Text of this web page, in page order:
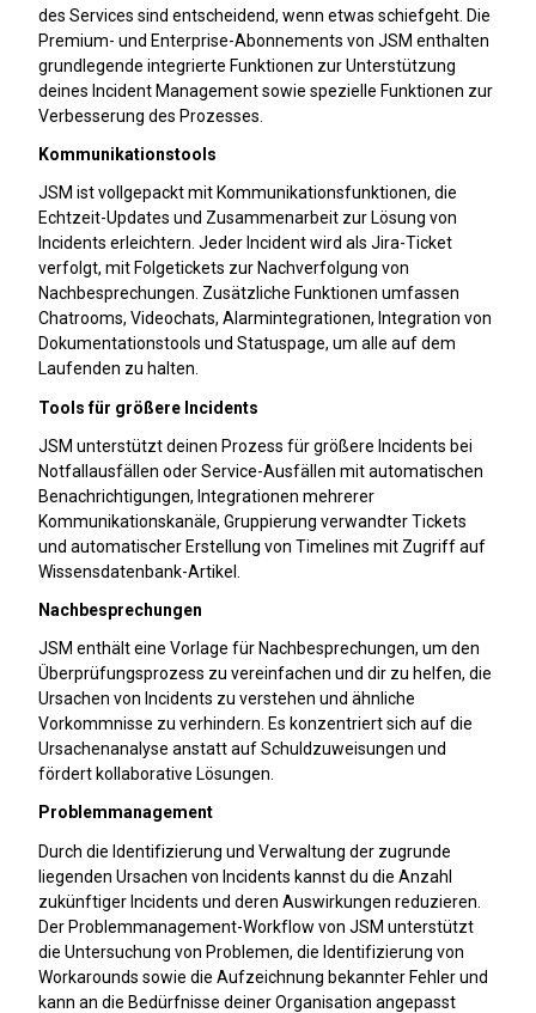
des Services sind entscheidend, wenn etwas schiefgeht. Die
Premium- und Enterprise-Abonnements von JSM enthalten
grundlegende integrierte Funktionen zur Unterstützung
deines Incident Management sowie spezielle Funktionen zur
Verbesserung des Prozesses.
Kommunikationstools
JSM ist vollgepackt mit Kommunikationsfunktionen, die
Echtzeit-Updates und Zusammenarbeit zur Lösung von
Incidents erleichtern. Jeder Incident wird als Jira-Ticket
verfolgt, mit Folgetickets zur Nachverfolgung von
Nachbesprechungen. Zusätzliche Funktionen umfassen
Chatrooms, Videochats, Alarmintegrationen, Integration von
Dokumentationstools und Statuspage, um alle auf dem
Laufenden zu halten.
Tools für größere Incidents
JSM unterstützt deinen Prozess für größere Incidents bei
Notfallausfällen oder Service-Ausfällen mit automatischen
Benachrichtigungen, Integrationen mehrerer
Kommunikationskanäle, Gruppierung verwandter Tickets
und automatischer Erstellung von Timelines mit Zugriff auf
Wissensdatenbank-Artikel.
Nachbesprechungen
JSM enthält eine Vorlage für Nachbesprechungen, um den
Überprüfungsprozess zu vereinfachen und dir zu helfen, die
Ursachen von Incidents zu verstehen und ähnliche
Vorkommnisse zu verhindern. Es konzentriert sich auf die
Ursachenanalyse anstatt auf Schuldzuweisungen und
fördert kollaborative Lösungen.
Problemmanagement
Durch die Identifizierung und Verwaltung der zugrunde
liegenden Ursachen von Incidents kannst du die Anzahl
zukünftiger Incidents und deren Auswirkungen reduzieren.
Der Problemmanagement-Workflow von JSM unterstützt
die Untersuchung von Problemen, die Identifizierung von
Workarounds sowie die Aufzeichnung bekannter Fehler und
kann an die Bedürfnisse deiner Organisation angepasst